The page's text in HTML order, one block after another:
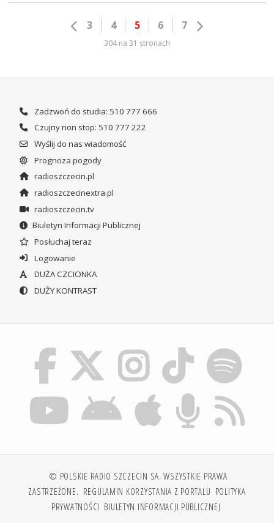
3 4 5 6 7
304 na 31 stronach
Zadzwoń do studia: 510 777 666
Czujny non stop: 510 777 222
Wyślij do nas wiadomość
Prognoza pogody
radioszczecin.pl
radioszczecinextra.pl
radioszczecin.tv
Biuletyn Informacji Publicznej
Posłuchaj teraz
Logowanie
DUŻA CZCIONKA
DUŻY KONTRAST
© POLSKIE RADIO SZCZECIN SA. WSZYSTKIE PRAWA
ZASTRZEŻONE. REGULAMIN KORZYSTANIA Z PORTALU POLITYKA
PRYWATNOŚCI BIULETYN INFORMACJI PUBLICZNEJ